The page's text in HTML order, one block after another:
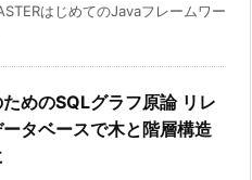
はじめてのJavaフレームワー
めのSQLグラフ原論 リレ
タベースで木と階層構造